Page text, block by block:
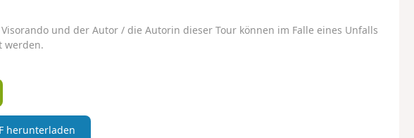
und der Autor / die Autorin dieser Tour können im Falle eines Unfalls
werden.
herunterladen